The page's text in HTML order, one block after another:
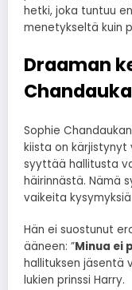
hetki, joka tuntuu
menetykseltä kuin
Draaman
Chandauka
Sophie
kiista on kärjistynyt
syyttää hallitusta
häirinnästä. Nämä
vaikeita
Hän ei suostunut
ääneen: ”Minua ei
hallituksen jäsentä
lukien prinssi Harry.